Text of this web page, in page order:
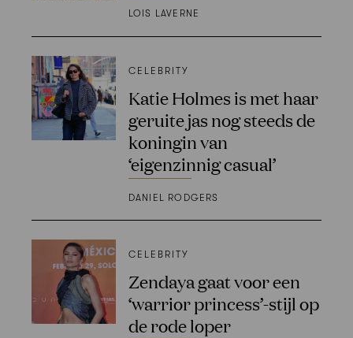
LOIS LAVERNE
CELEBRITY
Katie Holmes is met haar
geruite jas nog steeds de
koningin van
‘eigenzinnig casual’
DANIEL RODGERS
CELEBRITY
Zendaya gaat voor een
‘warrior princess’-stijl op
de rode loper